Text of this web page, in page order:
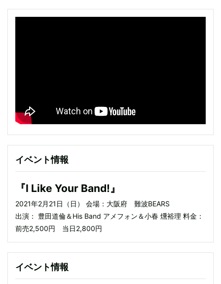
イベント情報
『I Like Your Band!』
2021年2月21日（日） 会場：大阪府 難波BEARS
出演： 豊田道倫＆His Band アメフォン＆小春 燻裕理 料金：
前売2,500円 当日2,800円
イベント情報